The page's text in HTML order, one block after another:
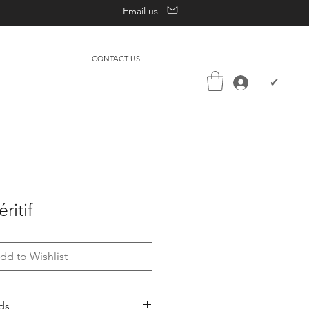
Email us
CONTACT US
✔
to Wishlist